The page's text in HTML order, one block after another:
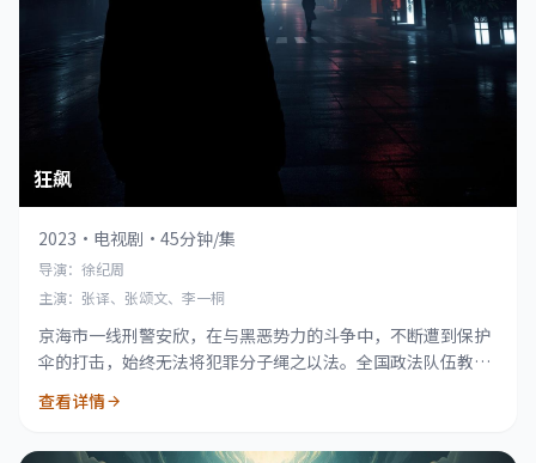
狂飙
2023 · 电视剧 · 45分钟/集
导演：徐纪周
主演：张译、张颂文、李一桐
京海市一线刑警安欣，在与黑恶势力的斗争中，不断遭到保护
伞的打击，始终无法将犯罪分子绳之以法。全国政法队伍教育
整顿工作开展后，指导组进驻京海，才最终将黑恶势力一网打
尽。
查看详情